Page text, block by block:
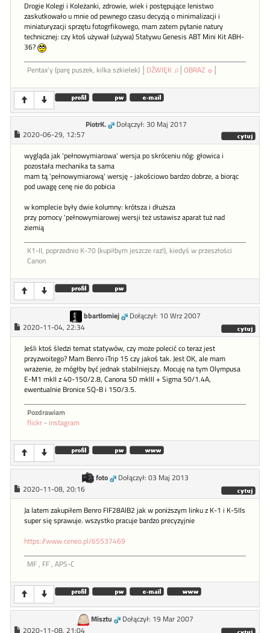
Drogie Kolegi i Koleżanki, zdrowie, wiek i postępujące lenistwo
zaskutkowało u mnie od pewnego czasu decyzją o minimalizacji i
miniaturyzacji sprzętu fotogrfikowego, mam zatem pytanie natury
technicznej: czy ktoś używał (używa) Statywu Genesis ABT Mini Kit ABH-
36?
Pentax'y (parę puszek, kilka szkiełek) │ DŹWIĘK ♫ OBRAZ ☼
PiotrK.
Dołączył: 30 Maj 2017
2020-06-29, 12:57
wygląda jak 'pełnowymiarowa' wersja po skróceniu nóg: głowica i
pozostała mechanika ta sama
mam tą 'pełnowymiarową' wersję - jakościowo bardzo dobrze, a biorąc
pod uwagę cenę nie do pobicia
w komplecie były dwie kolumny: krótsza i dłuższa
przy pomocy 'pełnowymiarowej wersji też ustawisz aparat tuż nad
ziemią
K1-II, poprzednio K-70 (kupiłbym jeszcze raz!), kiedyś w przeszłości
Canon
bbartlomiej
Dołączył: 10 Wrz 2007
2020-11-04, 22:34
Jeśli ktoś śledzi temat statywów, czy może polecić co teraz jest
przyzwoitego? Mam Benro iTrip 15 czy jakoś tak. Jest OK, ale mam
wrażenie, że mógłby być jednak stabilniejszy. Mocuję na tym Olympusa
E-M1 mkII z 40-150/2.8, Canona 5D mkIII + Sigma 50/1.4A,
ewentualnie Bronice SQ-B i 150/3.5.
Pozdrawiam
flickr - instagram
foto
Dołączył: 03 Maj 2013
2020-11-08, 20:16
Ja latem zakupiłem Benro FIF28AIB2 jak w poniższym linku z K-1 i K-5IIs
super się sprawuje. wszystko pracuje bardzo precyzyjnie
https://www.ceneo.pl/65537469
MF , FF , APS-C
Misztu
Dołączył: 19 Mar 2007
2020-11-08, 21:04